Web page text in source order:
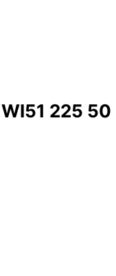
225 50